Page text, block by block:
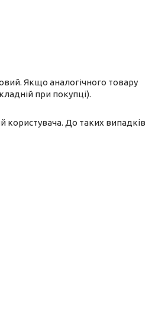
Якщо аналогічного товару
при покупці).
користувача. До таких випадків